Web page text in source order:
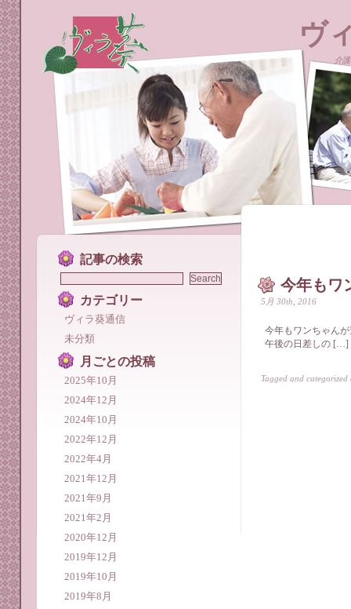
ヴ
介
今年もワ
5月 30th, 2016
今年もワンちゃん
午後の日差しの […]
Tagged and
記事の検索
カテゴリー
ヴィラ葵通信
未分類
月ごとの投稿
2025年10月
2024年12月
2024年10月
2022年12月
2022年4月
2021年12月
2021年9月
2021年2月
2020年12月
2019年12月
2019年10月
2019年8月